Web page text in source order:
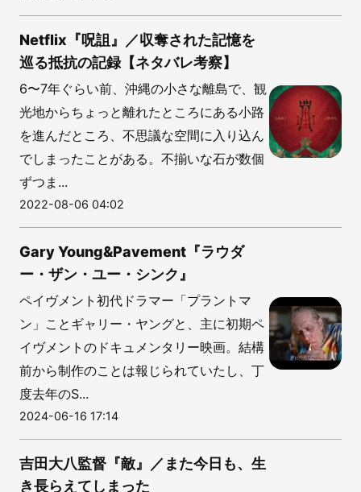
Netflix『呪詛』／収奪された記憶を
巡る抵抗の記録【ネタバレ考察】
6〜7年ぐらい前、沖縄の小さな離島で、観
光地からちょっと離れたところにある小路
を進んだところ、不思議な空間に入り込ん
でしまったことがある。不揃いな石が数個
ずつま...
2022-08-06 04:02
Gary Young&Pavement『ラウダ
ー・ザン・ユー・シンク』
ペイヴメント初代ドラマー「プラントマ
ン」ことギャリー・ヤングと、主に初期ペ
イヴメントのドキュメンタリー映画。結構
前から制作のことは報じられていたし、丁
度去年のS...
2024-06-16 17:14
吉田大八監督『敵』／また今日も、生
き長らえてしまった